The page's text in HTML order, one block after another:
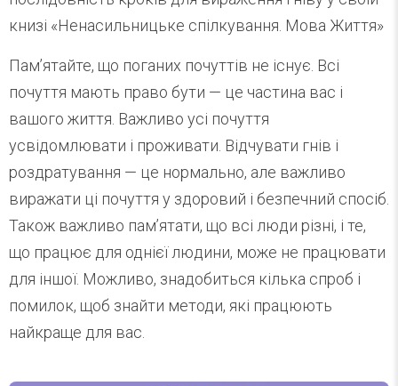
книзі «Ненасильницьке спілкування. Мова Життя»
Пам’ятайте, що поганих почуттів не існує. Всі
почуття мають право бути — це частина вас і
вашого життя. Важливо усі почуття
усвідомлювати і проживати. Відчувати гнів і
роздратування — це нормально, але важливо
виражати ці почуття у здоровий і безпечний спосіб.
Також важливо пам’ятати, що всі люди різні, і те,
що працює для однієї людини, може не працювати
для іншої. Можливо, знадобиться кілька спроб і
помилок, щоб знайти методи, які працюють
найкраще для вас.